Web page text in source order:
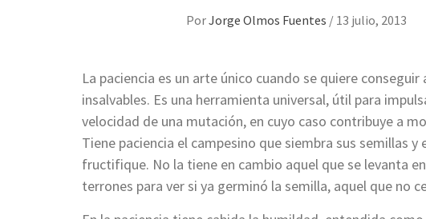
PorJorge Olmos Fuentes / 13 julio, 2013
La paciencia es un arte único cuando se quiere
insalvables. Es una herramienta universal, útil para
velocidad de una mutación, en cuyo caso contribuye a
Tiene paciencia el campesino que siembra sus semillas
fructifique. No la tiene en cambio aquel que se levanta
terrones para ver si ya germinó la semilla, aquel que no